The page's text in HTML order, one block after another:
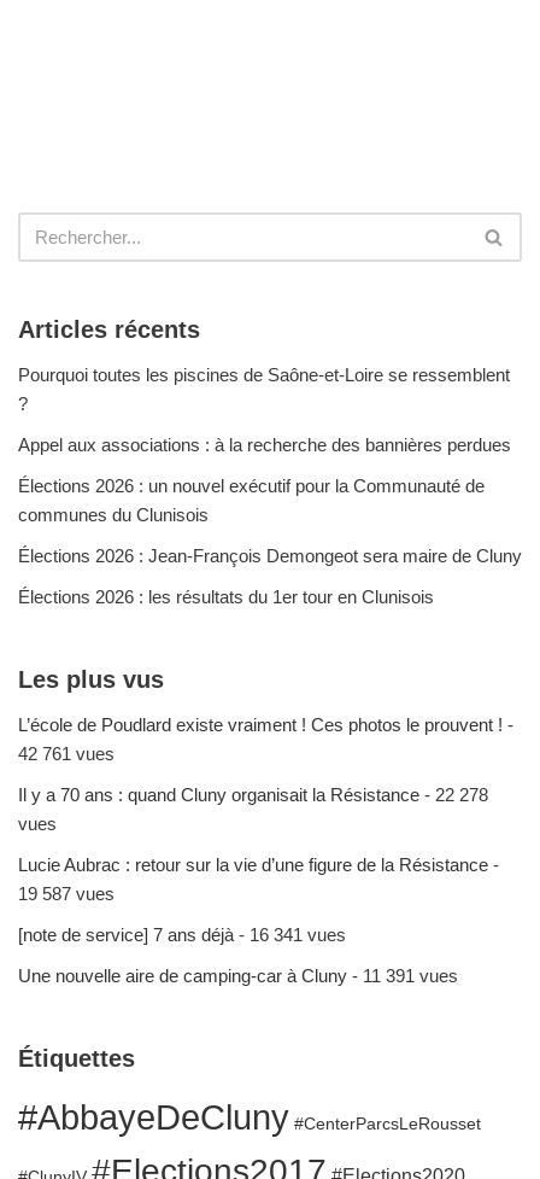
Articles récents
Pourquoi toutes les piscines de Saône-et-Loire se ressemblent
?
Appel aux associations : à la recherche des bannières perdues
Élections 2026 : un nouvel exécutif pour la Communauté de
communes du Clunisois
Élections 2026 : Jean-François Demongeot sera maire de Cluny
Élections 2026 : les résultats du 1er tour en Clunisois
Les plus vus
L’école de Poudlard existe vraiment ! Ces photos le prouvent ! -
42 761 vues
Il y a 70 ans : quand Cluny organisait la Résistance - 22 278
vues
Lucie Aubrac : retour sur la vie d’une figure de la Résistance -
19 587 vues
[note de service] 7 ans déjà - 16 341 vues
Une nouvelle aire de camping-car à Cluny - 11 391 vues
Étiquettes
#AbbayeDeCluny #CenterParcsLeRousset